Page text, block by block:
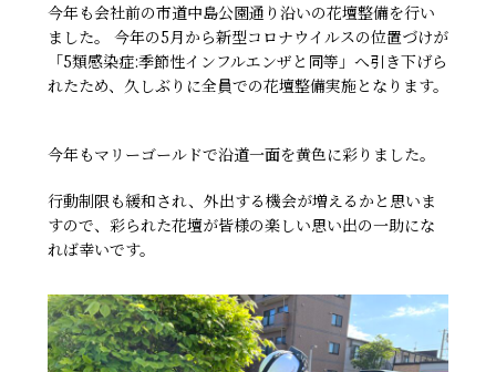
今年も会社前の市道中島公園通り沿いの花壇整備を行い
ました。 今年の5月から新型コロナウイルスの位置づけが
「5類感染症:季節性インフルエンザと同等」へ引き下げら
れたため、久しぶりに全員での花壇整備実施となります。
今年もマリーゴールドで沿道一面を黄色に彩りました。
行動制限も緩和され、外出する機会が増えるかと思いま
すので、彩られた花壇が皆様の楽しい思い出の一助にな
れば幸いです。